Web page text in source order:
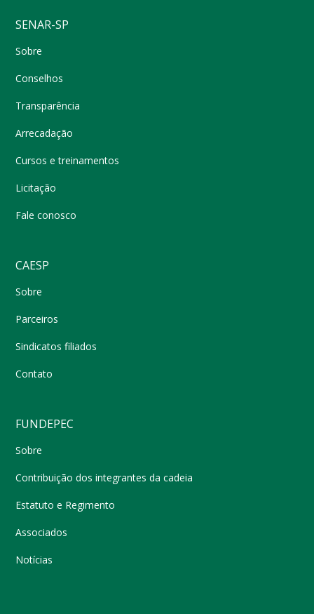
SENAR-SP
Sobre
Conselhos
Transparência
Arrecadação
Cursos e treinamentos
Licitação
Fale conosco
CAESP
Sobre
Parceiros
Sindicatos filiados
Contato
FUNDEPEC
Sobre
Contribuição dos integrantes da cadeia
Estatuto e Regimento
Associados
Notícias